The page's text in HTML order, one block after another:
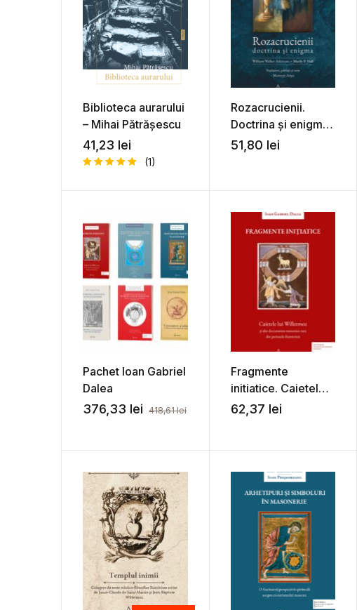
Biblioteca aurarului
– Mihai Pătrășescu
41,23 lei
5.00din 5
evaluări
(1)
Rozacrucienii.
Doctrina și enigma
– William Walker
51,80 lei
Pachet Ioan Gabriel
Dalea
376,33 lei 418,61lei
Fragmente
initiatice. Caietele
lui Willermoz si alte
62,37 lei